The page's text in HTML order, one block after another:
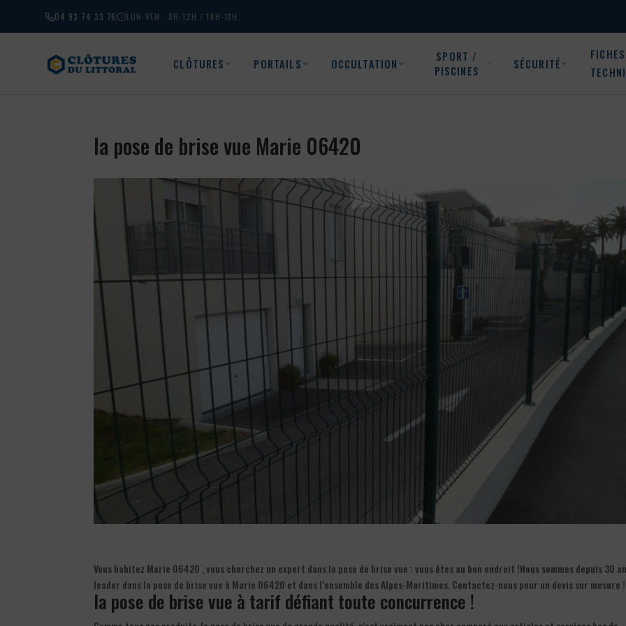
04 93 74 33 76 LUN-VEN · 8H-12H / 14H-18H
CLÔTURES PORTAILS OCCULTATION
SPORT /
PISCINES
SÉCURITÉ
FICHES
la pose de brise vue Marie 06420
Vous habitez Marie 06420 , vous cherchez un expert dans la pose de brise vue : vous êtes au bon endroit !Nous sommes depuis 30
leader dans la pose de brise vue à Marie 06420 et dans l’ensemble des Alpes-Maritimes. Contactez-nous pour un devis sur mesure !
la pose de brise vue à tarif défiant toute concurrence !